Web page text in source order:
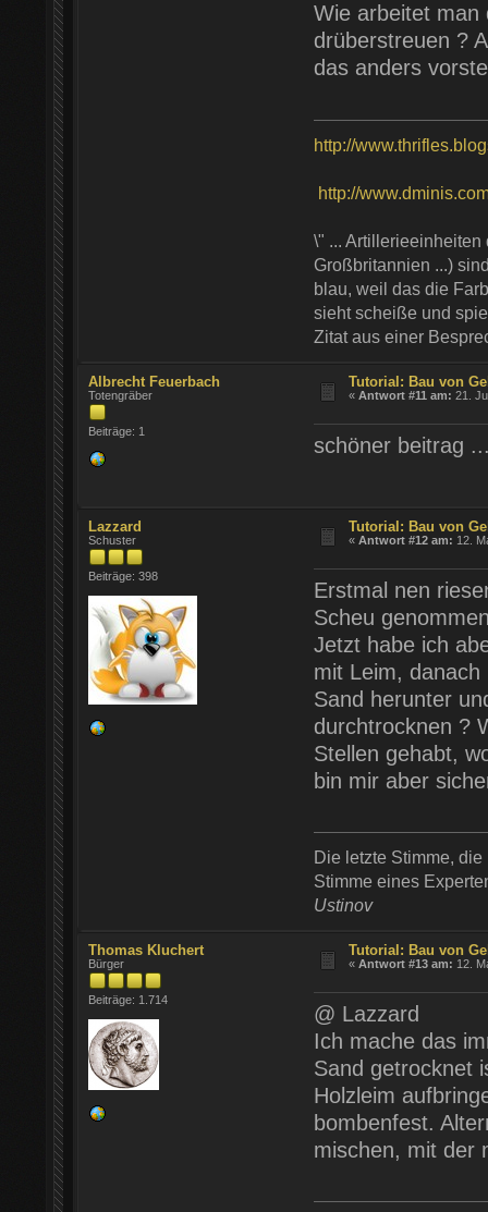
Wie arbeitet man
drüberstreuen ?
das anders
http://
http://
\" ...
Großbritannien ...)
blau, weil das die
sieht scheiße und
Zitat aus einer
Albrecht Feuerbach
Totengräber
Beiträge: 1
Tutorial: Bau von
«Antwort #11 am: 21.
schöner beitrag
Lazzard
Schuster
Beiträge: 398
Tutorial: Bau von
«Antwort #12 am: 12.
Erstmal nen
Scheu
Jetzt habe ich
mit Leim,
Sand herunter
durchtrocknen ?
Stellen gehabt,
bin mir aber
Die letzte Stimme,
Stimme eines
Ustinov
Thomas Kluchert
Bürger
Beiträge: 1.714
Tutorial: Bau von
«Antwort #13 am: 12.
@ Lazzard
Ich mache das
Sand getrocknet
Holzleim
bombenfest.
mischen, mit der